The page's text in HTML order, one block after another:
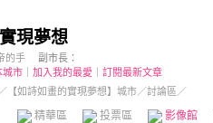
現夢想
的手
副市長：
城市 加入我的最愛
訂閱最新文章
／ 【如詩如畫的實現夢想】城市／討論區／
精華區 投票區 影像館